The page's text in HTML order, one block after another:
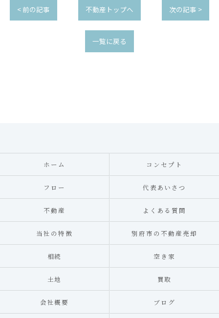
< 前の記事 不動産トップへ 次の記事 >
一覧に戻る
ホーム コンセプト
フロー 代表あいさつ
不動産 よくある質問
当社の特徴 別府市の不動産売却
相続 空き家
土地 買取
会社概要 ブログ